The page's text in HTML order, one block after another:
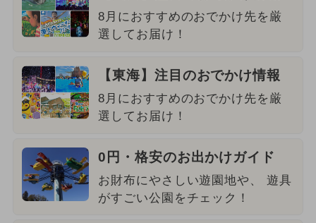
8月におすすめのおでかけ先を厳
選してお届け！
【東海】注目のおでかけ情報
8月におすすめのおでかけ先を厳
選してお届け！
0円・格安のお出かけガイド
お財布にやさしい遊園地や、 遊具
がすごい公園をチェック！